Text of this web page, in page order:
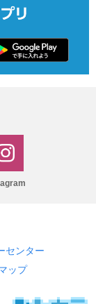
センター
ップ